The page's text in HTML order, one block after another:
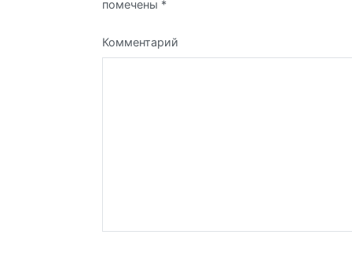
помечены *
Комментарий